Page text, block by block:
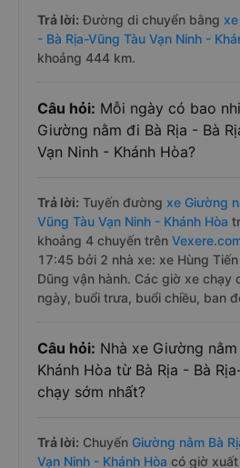
Trả lời: Đường di chuyển bằng
- Bà Rịa-Vũng Tàu Vạn Ninh -
khoảng 444 km.
Câu hỏi: Mỗi ngày có bao
Giường nằm đi Bà Rịa - Bà
Vạn Ninh - Khánh Hòa?
Trả lời: Tuyến đường xe Giường
Vũng Tàu Vạn Ninh - Khánh Hòa
khoảng 4 chuyến trên
17:45 bởi 2 nhà xe: xe Hùng
Dũng vận hành. Các giờ xe chạy
ngày, buổi trưa, buổi chiều, ban
Câu hỏi: Nhà xe Giường
Khánh Hòa từ Bà Rịa - Bà
chạy sớm nhất?
Trả lời: Chuyến Giường nằm Bà
Vạn Ninh - Khánh Hòa có giờ